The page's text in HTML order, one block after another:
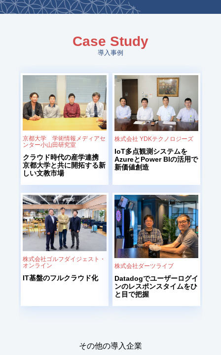
Case Study
導入事例
クラウド時代の産学連携
京都大学と共に開拓する新
しい文教市場
京都大学 学術情報メディアセ
ンター小山田研究室
IoT多点観測システムを
AzureとPower BIの活用で
新価値創造
株式会社 YDKテクノロジーズ
IT基盤のフルクラウド化
株式会社ゴルフダイジェスト・
オンライン
Datadogでユーザーログイ
ンのレスポンスタイムをひ
と目で把握
株式会社ダーツライブ
その他の導入企業